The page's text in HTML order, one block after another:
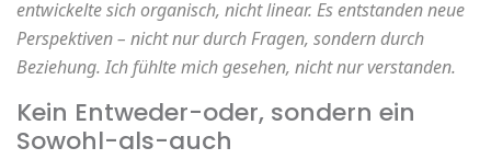
entwickelte sich organisch, nicht linear. Es entstanden neue
Perspektiven – nicht nur durch Fragen, sondern durch
Beziehung. Ich fühlte mich gesehen, nicht nur verstanden.
Kein Entweder-oder, sondern ein
Sowohl-als-auch